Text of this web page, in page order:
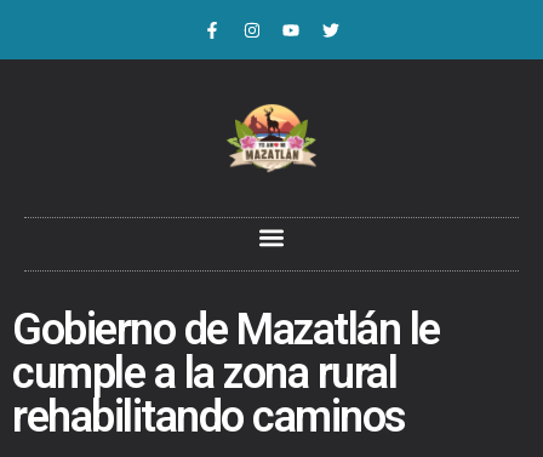
Gobierno de Mazatlán le
cumple a la zona rural
rehabilitando caminos